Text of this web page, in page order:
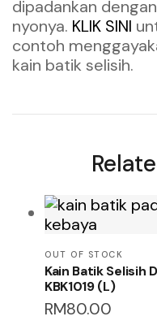
dipadankan
nyonya. KLIK SINI
contoh
kain batik selisih.
OUT OF STOCK
Kain Batik Selisih
KBK1019 (L)
RM80.00